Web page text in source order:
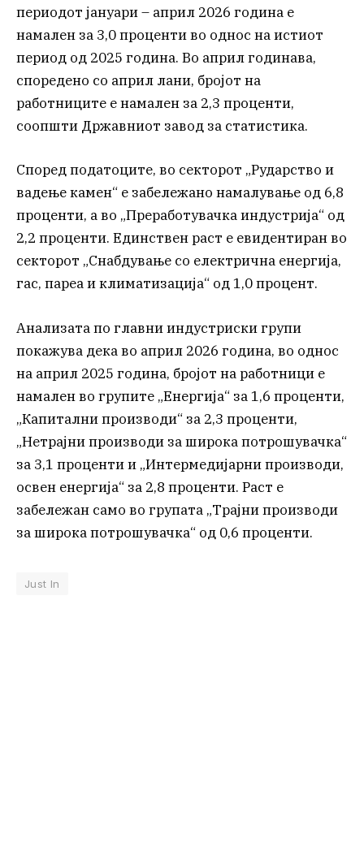
периодот јануари – април 2026 година е
намален за 3,0 проценти во однос на истиот
период од 2025 година. Во април годинава,
споредено со април лани, бројот на
работниците е намален за 2,3 проценти,
соопшти Државниот завод за статистика.
Според податоците, во секторот „Рударство и
вадење камен“ е забележано намалување од 6,8
проценти, а во „Преработувачка индустрија“ од
2,2 проценти. Единствен раст е евидентиран во
секторот „Снабдување со електрична енергија,
гас, пареа и климатизација“ од 1,0 процент.
Анализата по главни индустриски групи
покажува дека во април 2026 година, во однос
на април 2025 година, бројот на работници е
намален во групите „Енергија“ за 1,6 проценти,
„Капитални производи“ за 2,3 проценти,
„Нетрајни производи за широка потрошувачка“
за 3,1 проценти и „Интермедијарни производи,
освен енергија“ за 2,8 проценти. Раст е
забележан само во групата „Трајни производи
за широка потрошувачка“ од 0,6 проценти.
Just In